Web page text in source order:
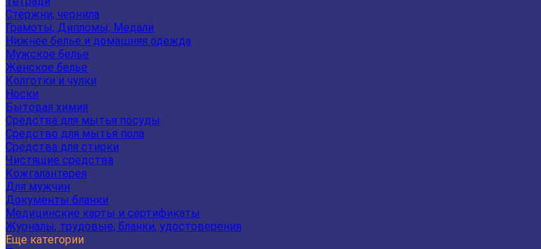
Стержни, чернила
Грамоты, Дипломы, Медали
Нижнее белье и домашняя одежда
Мужское белье
Женское белье
Колготки и чулки
Носки
Бытовая химия
Средства для мытья посуды
Средство для мытья пола
Средства для стирки
Чистящие средства
Кожгалантерея
Для мужчин
Документы бланки
Медицинские карты и сертификаты
Журналы, трудовые, бланки, удостоверения
Еще категории